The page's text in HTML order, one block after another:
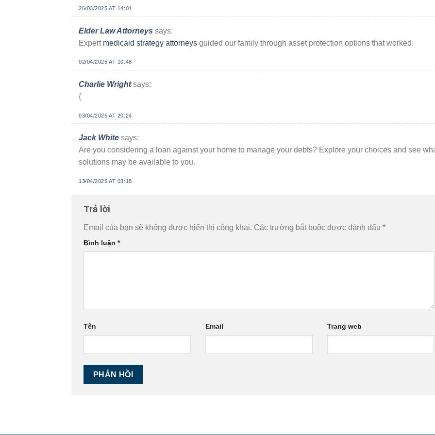
26/03/2025 AT 14:01
Elder Law Attorneys says:
Expert medicaid strategy attorneys guided our family through asset protection options that worked.
02/04/2025 AT 10:48
Charlie Wright says:
{
03/04/2025 AT 20:24
Jack White says:
Are you considering a loan against your home to manage your debts? Explore your choices and see
solutions may be available to you.
13/04/2025 AT 03:18
Trả lời
Email của bạn sẽ không được hiển thị công khai. Các trường bắt buộc được đánh dấu *
Bình luận *
Tên Email Trang web